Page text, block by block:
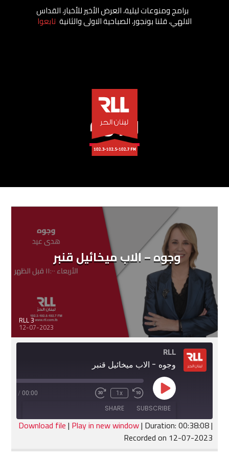
وجوه
وجوه – الاب ميخائيل قنبر
RLL 3
12-07-2023
RLL
وجوه - الاب ميخائيل قنبر
Play
Episode
Rewind
10
Seconds
1x
Fast
seconds
00:00
/
SUBSCRIBE
SHARE
RSS FEED
SHARE
Download file| Play in new window| Duration: 00:38:08|
Recorded on 12-07-2023
برامج ومنوعات ليلية، العرض الأخير للأخبار، القداس
الالهي، قلنا بونجور، الصباحية الاولى والثانية تابعوا